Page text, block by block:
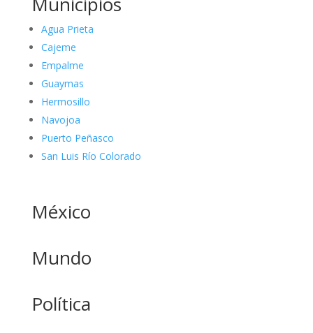
Agua Prieta
Cajeme
Empalme
Guaymas
Hermosillo
Navojoa
Puerto Peñasco
San Luis Río Colorado
México
Mundo
Política